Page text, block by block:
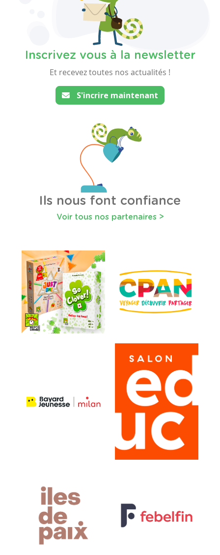
Inscrivez vous à la newsletter
Et recevez toutes nos actualités !
S'incrire maintenant
Ils nous font confiance
Voir tous nos partenaires >